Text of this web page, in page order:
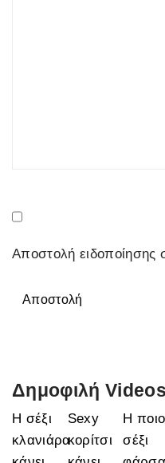
Αποστολή
Αποστολή
Δημοφιλή Videos
Η σέξι
κλανιάρα
Sexy
κορίτσι
Η ποιο
σέξι